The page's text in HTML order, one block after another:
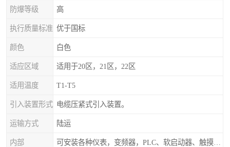
防爆等级 高
执行质量标准 优于国标
颜色 白色
适应区域 适用于20区，21区，22区
适用温度 T1-T5
引入装置形式 电缆压紧式引入装置。
运输方式 陆运
内部